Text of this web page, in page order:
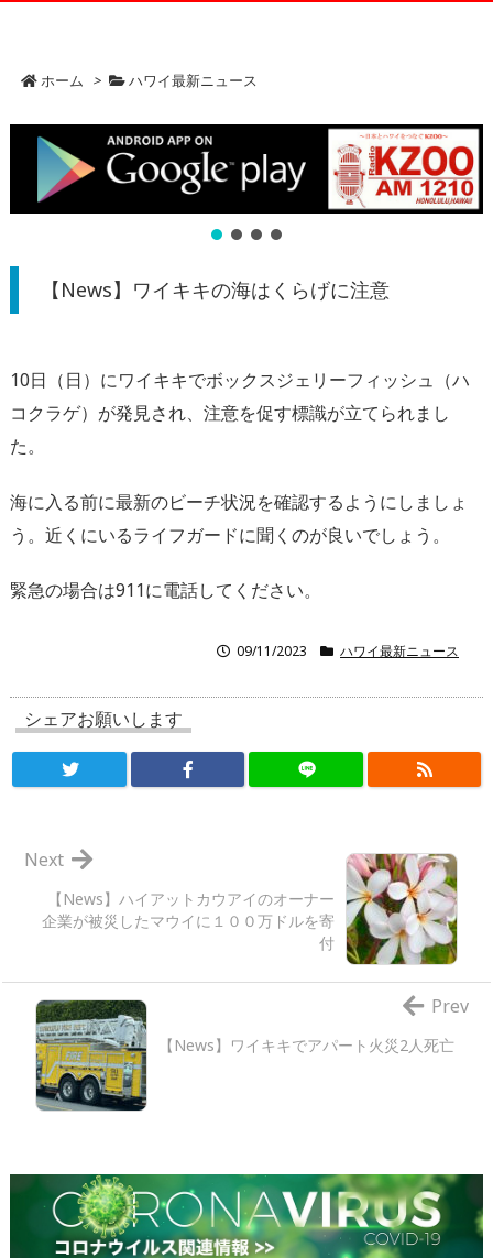
ホーム > ハワイ最新ニュース
【News】ワイキキの海はくらげに注意
10日（日）にワイキキでボックスジェリーフィッシュ（ハ
コクラゲ）が発見され、注意を促す標識が立てられまし
た。
海に入る前に最新のビーチ状況を確認するようにしましょ
う。近くにいるライフガードに聞くのが良いでしょう。
緊急の場合は911に電話してください。
09/11/2023 ハワイ最新ニュース
シェアお願いします
【News】ハイアットカウアイのオーナー
企業が被災したマウイに１００万ドルを寄
付
Next
【News】ワイキキでアパート火災2人死亡
Prev